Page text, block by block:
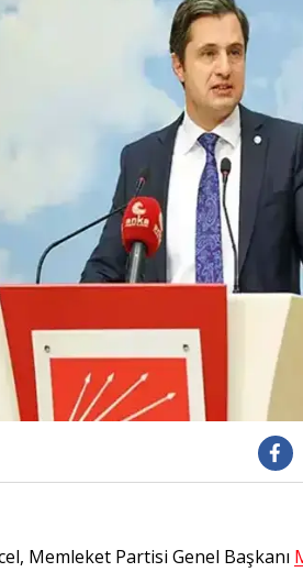
Memleket Partisi Genel Başkanı